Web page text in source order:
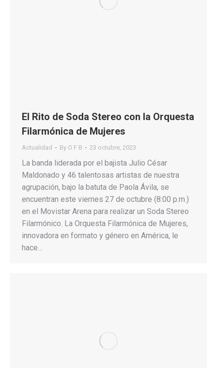
El Rito de Soda Stereo con la Orquesta
Filarmónica de Mujeres
Actualidad By O F B 23 octubre, 2023
La banda liderada por el bajista Julio César
Maldonado y 46 talentosas artistas de nuestra
agrupación, bajo la batuta de Paola Ávila, se
encuentran este viernes 27 de octubre (8:00 p.m.)
en el Movistar Arena para realizar un Soda Stereo
Filarmónico. La Orquesta Filarmónica de Mujeres,
innovadora en formato y género en América, le
hace…